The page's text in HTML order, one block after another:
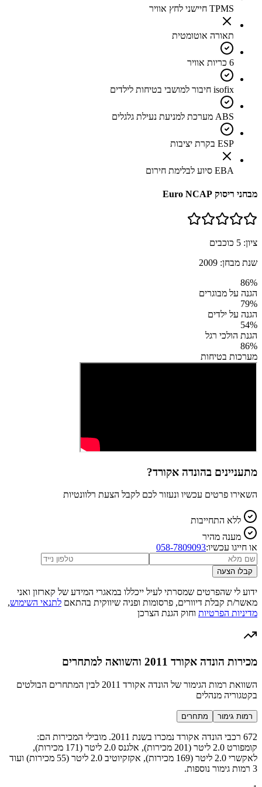
TPMS חיישני לחץ אוויר
תאורה אוטומטית
6 כריות אוויר
isofix חיבור למושבי בטיחות לילדים
ABS מערכת למניעת נעילת גלגלים
ESP בקרת יציבות
EBA סיוע לבלימת חירום
מבחני ריסוק Euro NCAP
ציון: 5 כוכבים
שנת מבחן: 2009
86%
הגנה על מבוגרים
79%
הגנה על ילדים
54%
הגנת הולכי רגל
86%
מערכות בטיחות
מתעניינים בהונדה אקורד?
השאירו פרטים עכשיו ונעזור לכם לקבל הצעת רלוונטיות
ללא התחייבות
מענה מהיר
או חייגו עכשיו:058-7809093
קבלו הצעה
ידוע לי שהפרטים שמסרתי לעיל ייכללו במאגרי המידע של קארזון ואני
מאשר/ת קבלת דיוורים, פרסומות ופניה שיווקית בהתאם לתנאי השימוש,
מדיניות הפרטיות וחוק הגנת הצרכן
מכירות הונדה אקורד 2011 והשוואה למתחרים
השוואת רמות הגימור של הונדה אקורד 2011 לבין המתחרים הבולטים
בקטגוריה מנהלים
רמות גימור מתחרים
672 רכבי הונדה אקורד נמכרו בשנת 2011. מובילי המכירות הם:
קומפורט 2.0 ליטר (201 מכירות), אלגנס 2.0 ליטר (171 מכירות),
לאקשרי 2.0 ליטר (169 מכירות), אקזקיוטיב 2.0 ליטר (55 מכירות) ועוד
3 רמות גימור נוספות.